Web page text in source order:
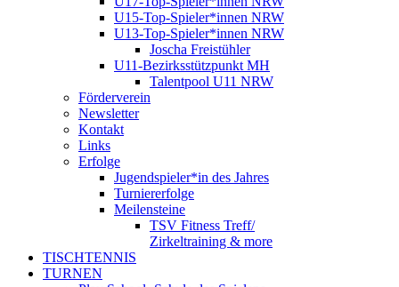
U15-Top-Spieler*innen NRW
U13-Top-Spieler*innen NRW
Joscha Freistühler
U11-Bezirksstützpunkt MH
Talentpool U11 NRW
Förderverein
Newsletter
Kontakt
Links
Erfolge
Jugendspieler*in des Jahres
Turniererfolge
Meilensteine
TSV Fitness Treff/
Zirkeltraining & more
TISCHTENNIS
TURNEN